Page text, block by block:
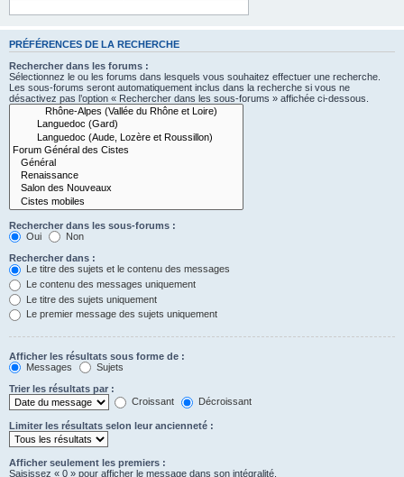
PRÉFÉRENCES DE LA RECHERCHE
Rechercher dans les forums :
Sélectionnez le ou les forums dans lesquels vous souhaitez effectuer une recherche.
Les sous-forums seront automatiquement inclus dans la recherche si vous ne
désactivez pas l’option « Rechercher dans les sous-forums » affichée ci-dessous.
Rechercher dans les sous-forums :
Oui
Non
Rechercher dans :
Le titre des sujets et le contenu des messages
Le contenu des messages uniquement
Le titre des sujets uniquement
Le premier message des sujets uniquement
Afficher les résultats sous forme de :
Messages
Sujets
Trier les résultats par :
Croissant
Décroissant
Limiter les résultats selon leur ancienneté :
Afficher seulement les premiers :
Saisissez « 0 » pour afficher le message dans son intégralité.